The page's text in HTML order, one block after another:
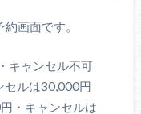
画面です。
キャンセル不可
セルは30,000円
・キャンセルは